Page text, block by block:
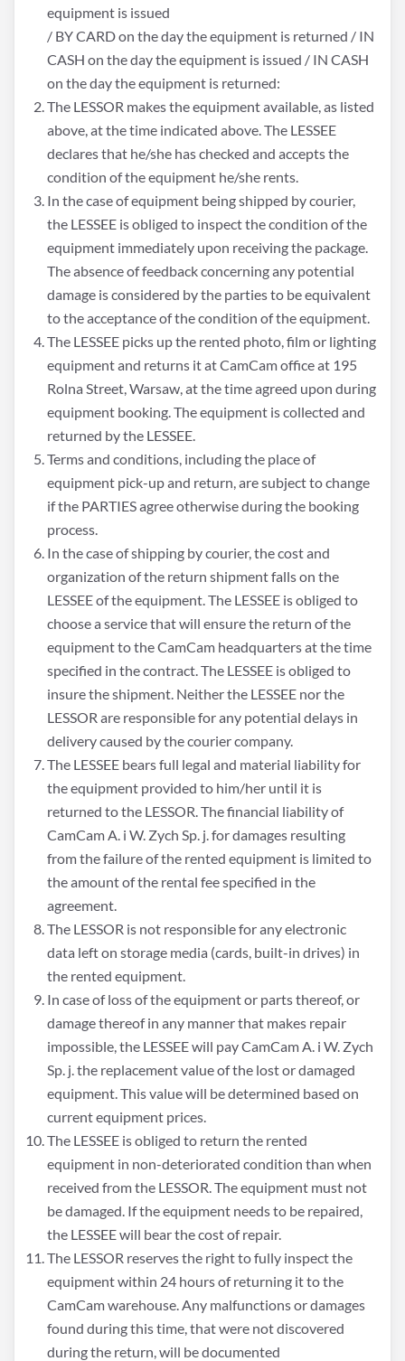
equipment is issued
/ BY CARD on the day the equipment is returned / IN
CASH on the day the equipment is issued / IN CASH
on the day the equipment is returned:
The LESSOR makes the equipment available, as listed
above, at the time indicated above. The LESSEE
declares that he/she has checked and accepts the
condition of the equipment he/she rents.
In the case of equipment being shipped by courier,
the LESSEE is obliged to inspect the condition of the
equipment immediately upon receiving the package.
The absence of feedback concerning any potential
damage is considered by the parties to be equivalent
to the acceptance of the condition of the equipment.
The LESSEE picks up the rented photo, film or lighting
equipment and returns it at CamCam office at 195
Rolna Street, Warsaw, at the time agreed upon during
equipment booking. The equipment is collected and
returned by the LESSEE.
Terms and conditions, including the place of
equipment pick-up and return, are subject to change
if the PARTIES agree otherwise during the booking
process.
In the case of shipping by courier, the cost and
organization of the return shipment falls on the
LESSEE of the equipment. The LESSEE is obliged to
choose a service that will ensure the return of the
equipment to the CamCam headquarters at the time
specified in the contract. The LESSEE is obliged to
insure the shipment. Neither the LESSEE nor the
LESSOR are responsible for any potential delays in
delivery caused by the courier company.
The LESSEE bears full legal and material liability for
the equipment provided to him/her until it is
returned to the LESSOR. The financial liability of
CamCam A. i W. Zych Sp. j. for damages resulting
from the failure of the rented equipment is limited to
the amount of the rental fee specified in the
agreement.
The LESSOR is not responsible for any electronic
data left on storage media (cards, built-in drives) in
the rented equipment.
In case of loss of the equipment or parts thereof, or
damage thereof in any manner that makes repair
impossible, the LESSEE will pay CamCam A. i W. Zych
Sp. j. the replacement value of the lost or damaged
equipment. This value will be determined based on
current equipment prices.
The LESSEE is obliged to return the rented
equipment in non-deteriorated condition than when
received from the LESSOR. The equipment must not
be damaged. If the equipment needs to be repaired,
the LESSEE will bear the cost of repair.
The LESSOR reserves the right to fully inspect the
equipment within 24 hours of returning it to the
CamCam warehouse. Any malfunctions or damages
found during this time, that were not discovered
during the return, will be documented